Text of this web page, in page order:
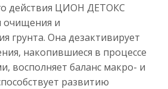
действия ЦИОН ДЕТОКС
очищения и
грунта. Она дезактивирует
накопившиеся в процессе
восполняет баланс макро- и
развитию